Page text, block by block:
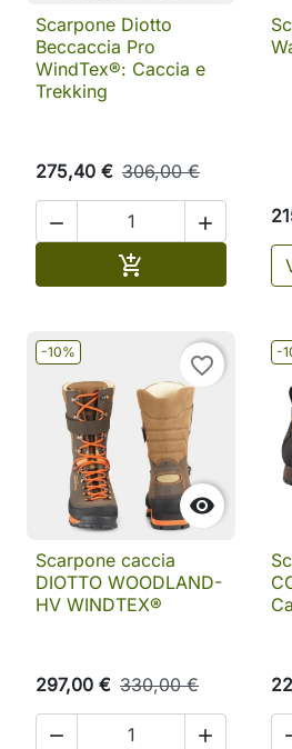
Scarpone Diotto
Beccaccia Pro
WindTex®: Caccia e
Trekking
275,40 € 306,00 €
 
 Aggiungi al
-10%

favorite_border
Scarpone caccia
DIOTTO WOODLAND-
HV WINDTEX®
297,00 € 330,00 €
 
-